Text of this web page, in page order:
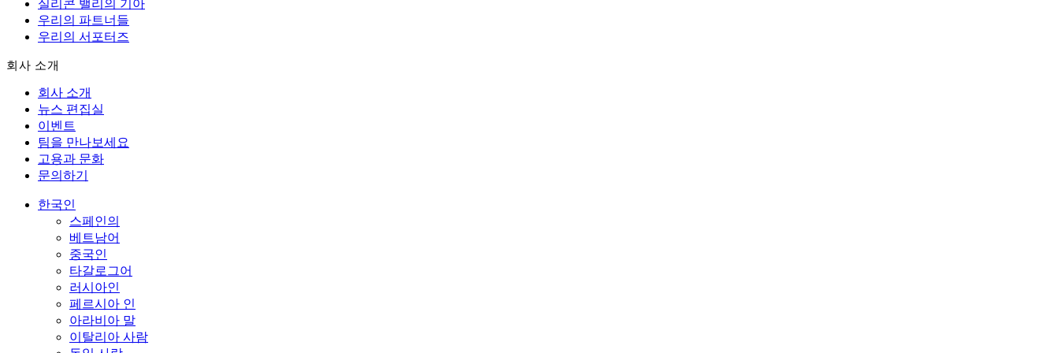
실리콘 밸리의 기아
우리의 파트너들
우리의 서포터즈
회사 소개
회사 소개
뉴스 편집실
이벤트
팀을 만나보세요
고용과 문화
문의하기
한국인
스페인의
베트남어
중국인
타갈로그어
러시아인
페르시아 인
아라비아 말
이탈리아 사람